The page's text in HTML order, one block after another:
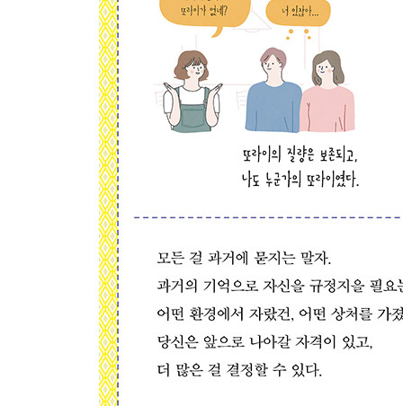
엄마의 기본값
관계의 씨앗 뿌리기
나에게 다정해집시다
나의 빛나는 흑역사
그럼에도, 살아가는 이유
조금 더 따뜻하게 조금 더 차갑게
다 같은 중생 아니겠습니까
행복에도 노력이 필요해요
에필로그 우리 사랑하며 살아요
땡스 투
참고한 자료들
사전 독자단 한마디